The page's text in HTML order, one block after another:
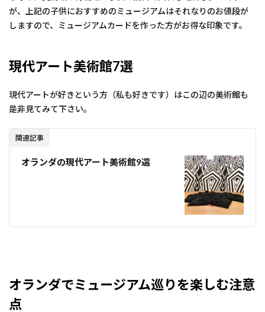
が、上記の子供におすすめのミュージアムはそれなりのお値段が
しますので、ミュージアムカードを作った方がお得な印象です。
現代アート美術館7選
現代アートが好きという方（私も好きです）はこの辺の美術館も
是非見てみて下さい。
関連記事
オランダの現代アート美術館9選
オランダでミュージアム巡りを楽しむ注意
点